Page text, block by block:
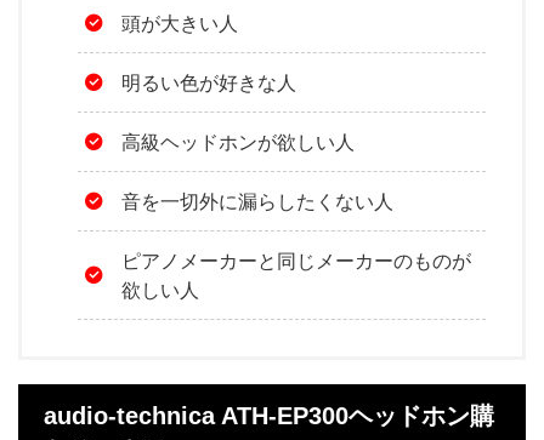
頭が大きい人
明るい色が好きな人
高級ヘッドホンが欲しい人
音を一切外に漏らしたくない人
ピアノメーカーと同じメーカーのものが
欲しい人
audio-technica ATH-EP300ヘッドホン購